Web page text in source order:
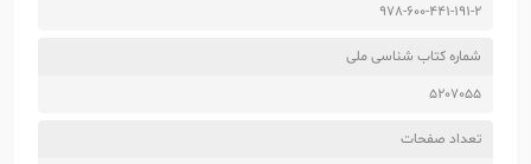
978-600-441-191-2
شماره کتاب شناسی ملی
5207055
تعداد صفحات